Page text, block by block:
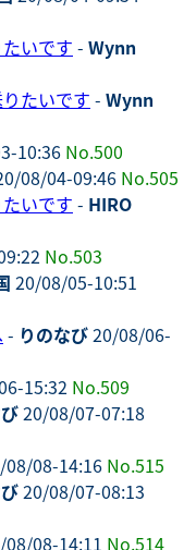
いです - Wynn
たいです - Wynn
10:36 No.500
08/04-09:46 No.505
いです - HIRO
No.503
20/08/05-10:51
- りのなび20/08/06-
15:32 No.509
20/08/07-07:18
08/08-14:16 No.515
20/08/07-08:13
08/08-14:11 No.514